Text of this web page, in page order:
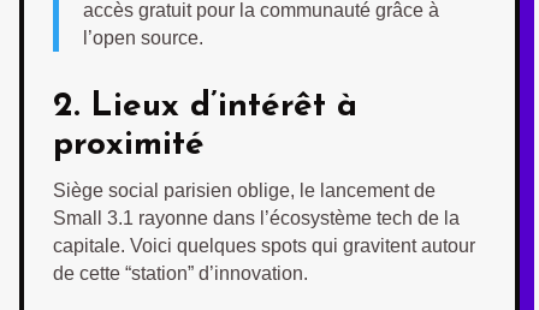
accès gratuit pour la communauté grâce à
l’open source.
2. Lieux d’intérêt à
proximité
Siège social parisien oblige, le lancement de
Small 3.1 rayonne dans l’écosystème tech de la
capitale. Voici quelques spots qui gravitent autour
de cette “station” d’innovation.